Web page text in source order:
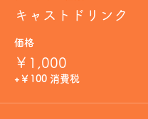
キャストドリンク
価格
￥1,000
+￥100 消費税